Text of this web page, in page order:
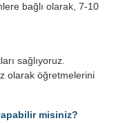
bağlı olarak, 7-10
sağlıyoruz.
olarak öğretmelerini
misiniz?